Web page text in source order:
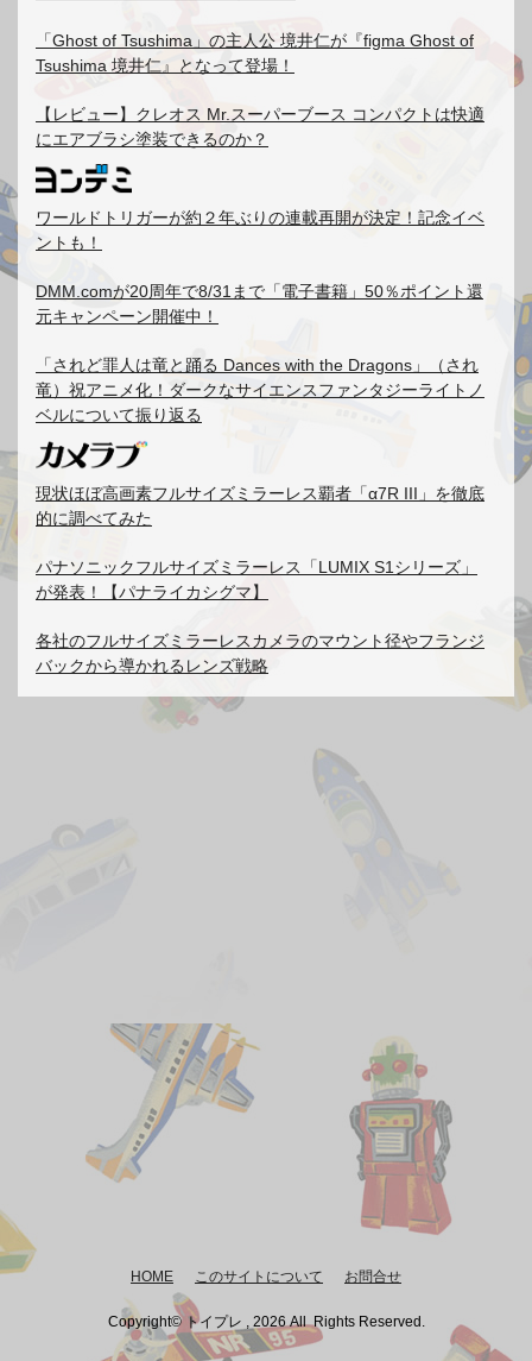
「Ghost of Tsushima」の主人公 境井仁が『figma Ghost of
Tsushima 境井仁』となって登場！
【レビュー】クレオス Mr.スーパーブース コンパクトは快適
にエアブラシ塗装できるのか？
ワールドトリガーが約２年ぶりの連載再開が決定！記念イベ
ントも！
DMM.comが20周年で8/31まで「電子書籍」50％ポイント還
元キャンペーン開催中！
「されど罪人は竜と踊る Dances with the Dragons」（され
竜）祝アニメ化！ダークなサイエンスファンタジーライトノ
ベルについて振り返る
現状ほぼ高画素フルサイズミラーレス覇者「α7R III」を徹底
的に調べてみた
パナソニックフルサイズミラーレス「LUMIX S1シリーズ」
が発表！【パナライカシグマ】
各社のフルサイズミラーレスカメラのマウント径やフランジ
バックから導かれるレンズ戦略
HOME このサイトについて お問合せ
Copyright© トイプレ , 2026 All Rights Reserved.